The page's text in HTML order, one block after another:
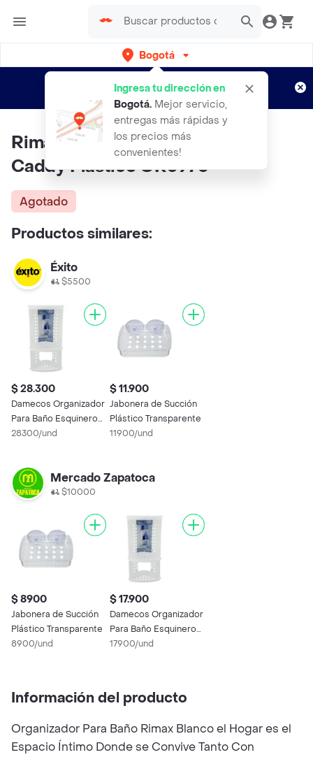
Bogotá
Ingresa tu dirección en
Bogotá. Mejor servicio,
entregas más rápidas y
los precios más
convenientes!
envíos gratis por semanas
Aplican TyC
Rimax Organizador Para Baño
Caddy Plástico OR3970
Agotado
Productos similares:
Éxito
$5500
$ 28.300
Damecos Organizador
Para Baño Esquinero
Doble
28300/und
$ 11.900
Jabonera de Succión
Plástico Transparente
11900/und
Mercado Zapatoca
$10000
$ 8900
Jabonera de Succión
Plástico Transparente
8900/und
$ 17.900
Damecos Organizador
Para Baño Esquinero
Doble
17900/und
Información del producto
Organizador Para Baño Rimax Blanco el Hogar es el
Espacio Íntimo Donde se Convive Tanto Con